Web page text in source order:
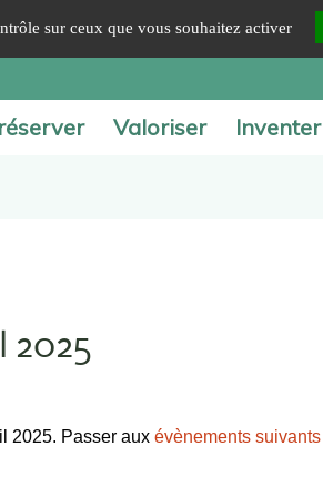
Valoriser Inventer
2025
2025. Passer aux évènements suivants
sur ceux que vous souhaitez activer